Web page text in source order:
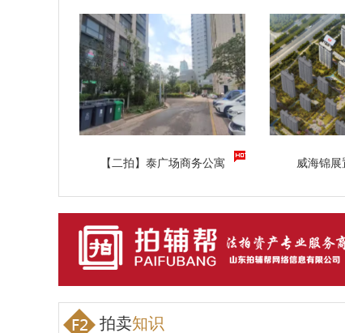
【二拍】泰广场商务公寓 威海锦
拍卖知识